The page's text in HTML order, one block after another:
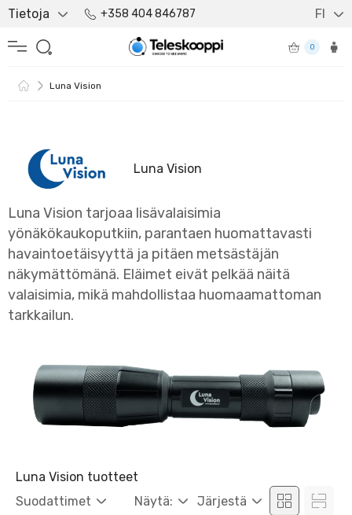
Tietoja +358 404 846787 FI
0
Luna Vision
Luna Vision
Luna Vision tarjoaa lisävalaisimia
yönäkökaukoputkiin, parantaen huomattavasti
havaintoetäisyyttä ja pitäen metsästäjän
näkymättömänä. Eläimet eivät pelkää näitä
valaisimia, mikä mahdollistaa huomaamattoman
tarkkailun.
Luna Vision tuotteet
Suodattimet
Näytä: Järjestä